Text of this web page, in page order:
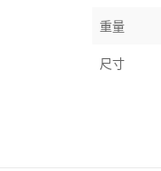
重量
尺寸